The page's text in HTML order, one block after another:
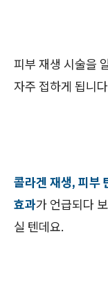
피부 재생 시술을
자주 접하게 됩니
콜라겐 재생, 피부
효과가 언급되다
실 텐데요.